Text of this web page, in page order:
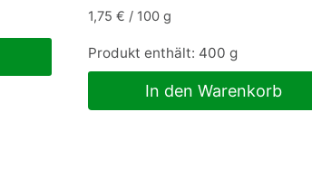
1,75 € / 100 g
Produkt enthält: 400 g
In den Warenkorb